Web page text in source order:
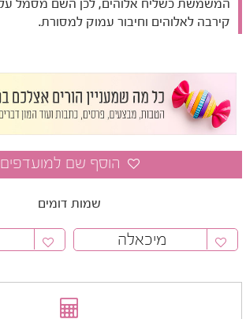
המשמשת כשליח אלוהים, לכן השם מסמל
קירבה לאלוהים וחיבור עמוק למסורת.
שמות דומים
מיכאלה